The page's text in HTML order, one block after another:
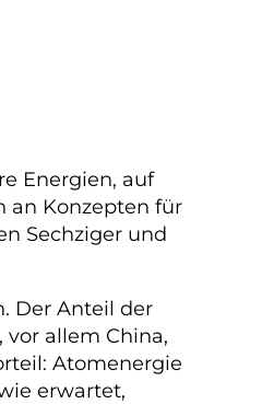
Energien, auf
an Konzepten für
Sechziger und
Der Anteil der
allem China,
Atomenergie
erwartet,